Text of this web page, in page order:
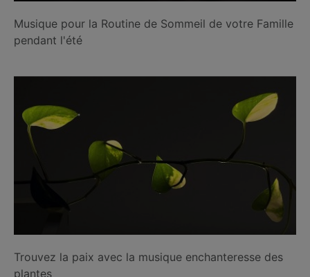
Musique pour la Routine de Sommeil de votre Famille
pendant l'été
Trouvez la paix avec la musique enchanteresse des
plantes